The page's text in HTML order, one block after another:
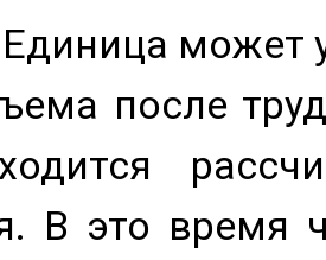
может
после
В это время